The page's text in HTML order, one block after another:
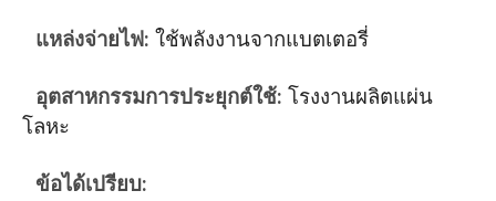
แหล่งจ่ายไฟ: ใช้พลังงานจากแบตเตอรี่
อุตสาหกรรมการประยุกต์ใช้: โรงงานผลิตแผ่น
โลหะ
ข้อได้เปรียบ: